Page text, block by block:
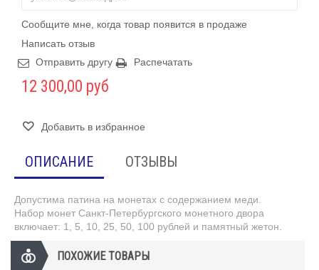
Сообщите мне, когда товар появится в продаже
Написать отзыв
Отправить другу
Распечатать
12 300,00 руб
Добавить в избранное
ОПИСАНИЕ ОТЗЫВЫ
Допустима патина на монетах с содержанием меди.
Набор монет Санкт-Петербургского монетного двора
включает: 1, 5, 10, 25, 50, 100 рублей и памятный жетон.
ПОХОЖИЕ ТОВАРЫ